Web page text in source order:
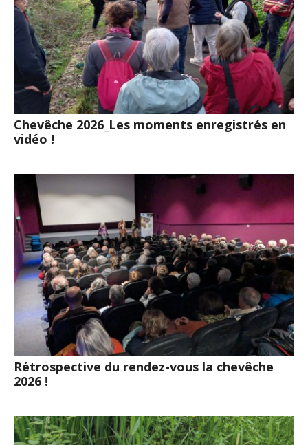
Chevêche 2026_Les moments enregistrés en
vidéo !
Rétrospective du rendez-vous la chevêche
2026 !